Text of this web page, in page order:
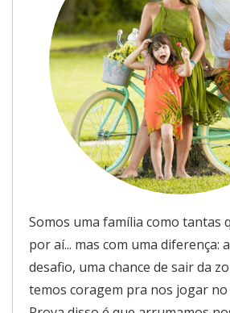
Somos uma família como tantas
por aí... mas com uma diferença:
desafio, uma chance de sair da
temos coragem pra nos jogar no